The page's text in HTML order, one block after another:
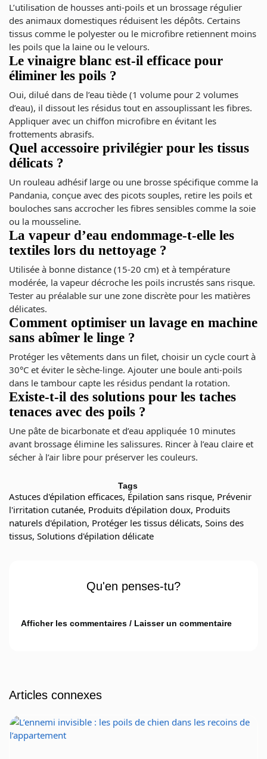
L’utilisation de housses anti-poils et un brossage régulier
des animaux domestiques réduisent les dépôts. Certains
tissus comme le polyester ou le microfibre retiennent moins
les poils que la laine ou le velours.
Le vinaigre blanc est-il efficace pour
éliminer les poils ?
Oui, dilué dans de l’eau tiède (1 volume pour 2 volumes
d’eau), il dissout les résidus tout en assouplissant les fibres.
Appliquer avec un chiffon microfibre en évitant les
frottements abrasifs.
Quel accessoire privilégier pour les tissus
délicats ?
Un rouleau adhésif large ou une brosse spécifique comme la
Pandania, conçue avec des picots souples, retire les poils et
bouloches sans accrocher les fibres sensibles comme la soie
ou la mousseline.
La vapeur d’eau endommage-t-elle les
textiles lors du nettoyage ?
Utilisée à bonne distance (15-20 cm) et à température
modérée, la vapeur décroche les poils incrustés sans risque.
Tester au préalable sur une zone discrète pour les matières
délicates.
Comment optimiser un lavage en machine
sans abîmer le linge ?
Protéger les vêtements dans un filet, choisir un cycle court à
30°C et éviter le sèche-linge. Ajouter une boule anti-poils
dans le tambour capte les résidus pendant la rotation.
Existe-t-il des solutions pour les taches
tenaces avec des poils ?
Une pâte de bicarbonate et d’eau appliquée 10 minutes
avant brossage élimine les salissures. Rincer à l’eau claire et
sécher à l’air libre pour préserver les couleurs.
Tags
Astuces d'épilation efficaces, Épilation sans risque, Prévenir
l'irritation cutanée, Produits d'épilation doux, Produits
naturels d'épilation, Protéger les tissus délicats, Soins des
tissus, Solutions d'épilation délicate
Qu'en penses-tu?
Afficher les commentaires / Laisser un commentaire
Articles connexes